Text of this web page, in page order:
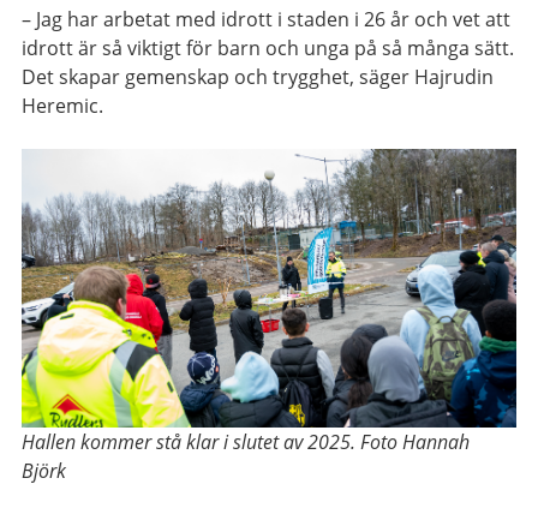
– Jag har arbetat med idrott i staden i 26 år och vet att
idrott är så viktigt för barn och unga på så många sätt.
Det skapar gemenskap och trygghet, säger Hajrudin
Heremic.
Hallen kommer stå klar i slutet av 2025. Foto Hannah
Björk